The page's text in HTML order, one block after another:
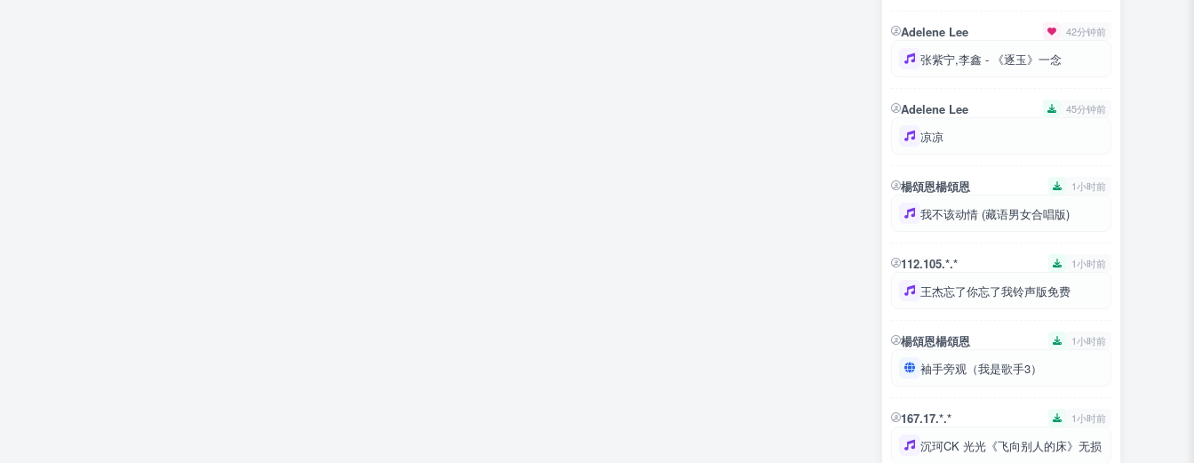
Adelene Lee 42分钟前
张紫宁,李鑫 - 《逐玉》一念
Adelene Lee 45分钟前
凉凉
楊頌恩楊頌恩 1小时前
我不该动情 (藏语男女合唱版)
112.105.*.* 1小时前
王杰忘了你忘了我铃声版免费
楊頌恩楊頌恩 1小时前
袖手旁观（我是歌手3）
167.17.*.* 1小时前
沉珂CK 光光《飞向别人的床》无损